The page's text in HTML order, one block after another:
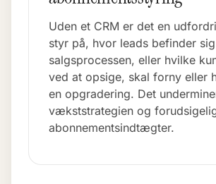
Uden et CRM er det en
styr på, hvor leads befinder
salgsprocessen, eller hvilke
ved at opsige, skal forny eller
en opgradering. Det
vækststrategien og
abonnementsindtægter.